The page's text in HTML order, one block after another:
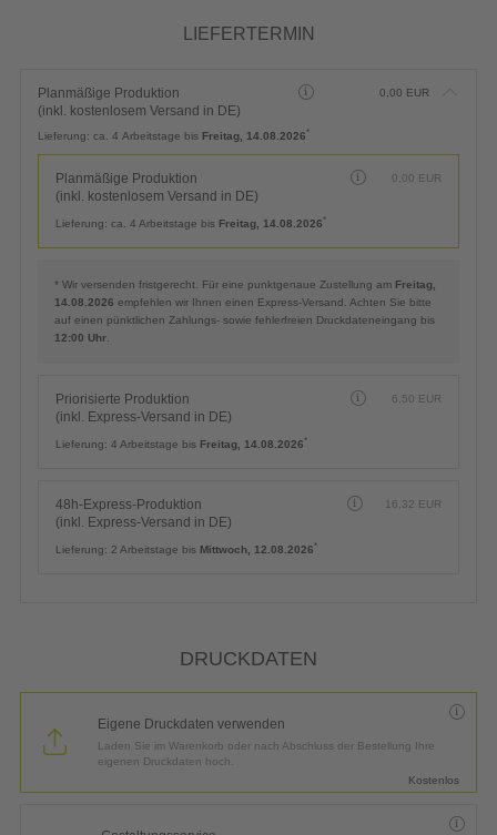
LIEFERTERMIN
Planmäßige Produktion
(inkl. kostenlosem Versand in DE)
0,00 EUR
Lieferung: ca. 4 Arbeitstage bis Freitag, 14.08.2026*
Planmäßige Produktion
(inkl. kostenlosem Versand in DE)
0,00 EUR
Lieferung: ca. 4 Arbeitstage bis Freitag, 14.08.2026*
* Wir versenden fristgerecht. Für eine punktgenaue Zustellung am Freitag,
14.08.2026 empfehlen wir Ihnen einen Express-Versand. Achten Sie bitte
auf einen pünktlichen Zahlungs- sowie fehlerfreien Druckdateneingang bis
12:00 Uhr
Priorisierte Produktion
(inkl. Express-Versand in DE)
6,50 EUR
Lieferung: 4 Arbeitstage bis Freitag, 14.08.2026*
48h-Express-Produktion
(inkl. Express-Versand in DE)
16,32 EUR
Lieferung: 2 Arbeitstage bis Mittwoch, 12.08.2026*
DRUCKDATEN
Eigene Druckdaten verwenden
Laden Sie im Warenkorb oder nach Abschluss der Bestellung Ihre
eigenen Druckdaten hoch.
Kostenlos